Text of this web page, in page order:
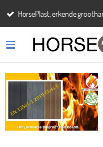
Passer
principal
HorsePlast, erkende